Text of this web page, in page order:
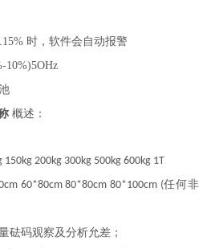
时，软件会自动报警
10%)5OHz
概述：
150kg 200kg 300kg 500kg 600kg 1T
60*80cm 80*80cm 80*100cm (任何非
码观察及分析允差；